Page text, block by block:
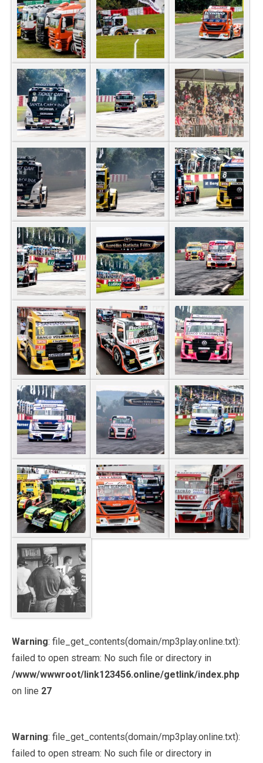
Warning: file_get_contents(domain/mp3play.online.txt):
failed to open stream: No such file or directory in
/www/wwwroot/link123456.online/getlink/index.php
on line 27
Warning: file_get_contents(domain/mp3play.online.txt):
failed to open stream: No such file or directory in